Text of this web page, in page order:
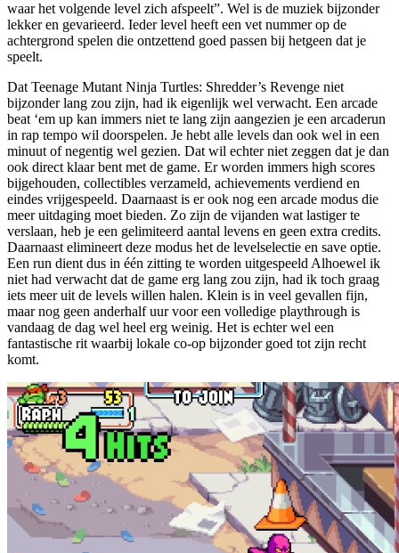
waar het volgende level zich afspeelt”. Wel is de muziek bijzonder
lekker en gevarieerd. Ieder level heeft een vet nummer op de
achtergrond spelen die ontzettend goed passen bij hetgeen dat je
speelt.
Dat Teenage Mutant Ninja Turtles: Shredder’s Revenge niet
bijzonder lang zou zijn, had ik eigenlijk wel verwacht. Een arcade
beat ‘em up kan immers niet te lang zijn aangezien je een arcaderun
in rap tempo wil doorspelen. Je hebt alle levels dan ook wel in een
minuut of negentig wel gezien. Dat wil echter niet zeggen dat je dan
ook direct klaar bent met de game. Er worden immers high scores
bijgehouden, collectibles verzameld, achievements verdiend en
eindes vrijgespeeld. Daarnaast is er ook nog een arcade modus die
meer uitdaging moet bieden. Zo zijn de vijanden wat lastiger te
verslaan, heb je een gelimiteerd aantal levens en geen extra credits.
Daarnaast elimineert deze modus het de levelselectie en save optie.
Een run dient dus in één zitting te worden uitgespeeld Alhoewel ik
niet had verwacht dat de game erg lang zou zijn, had ik toch graag
iets meer uit de levels willen halen. Klein is in veel gevallen fijn,
maar nog geen anderhalf uur voor een volledige playthrough is
vandaag de dag wel heel erg weinig. Het is echter wel een
fantastische rit waarbij lokale co-op bijzonder goed tot zijn recht
komt.